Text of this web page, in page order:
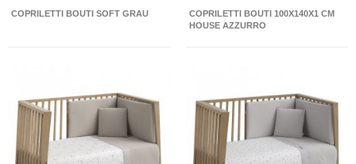
COPRILETTI BOUTI SOFT GRAU
COPRILETTI BOUTI 100X140X1 CM
HOUSE AZZURRO